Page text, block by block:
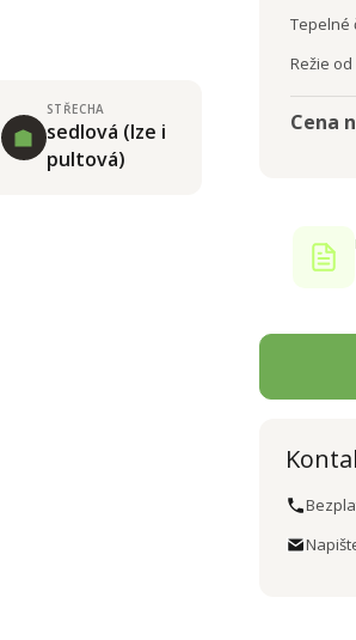
STŘECHA
sedlová (lze i
pultová)
Tepelné
Režie od
Cena